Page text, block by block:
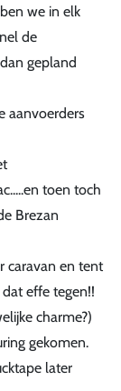
we in elk
de
gepland
aanvoerders
toen toch
Brezan
caravan en tent
effe tegen!!
charme?)
gekomen.
later